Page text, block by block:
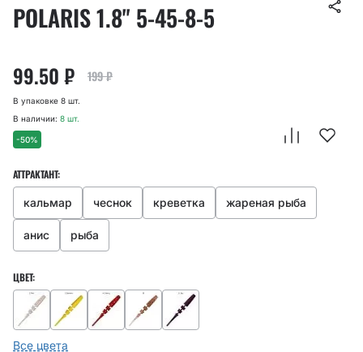
POLARIS 1.8" 5-45-8-5
99.50₽ 199₽
-50%
В упаковке 8 шт.
В наличии: 8 шт.
АТТРАКТАНТ:
кальмар чеснок креветка жареная рыба
анис рыба
ЦВЕТ:
Все цвета